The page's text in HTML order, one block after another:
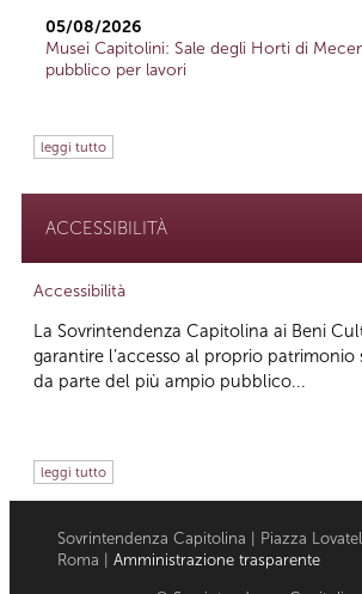
05/08/2026
Musei Capitolini: Sale degli Horti di
pubblico per lavori
leggi tutto
ACCESSIBILITÀ
Accessibilità
La Sovrintendenza Capitolina ai Beni
garantire l’accesso al proprio
da parte del più ampio pubblico...
leggi tutto
Sovrintendenza Capitolina | Piazza
Roma | Amministrazione trasparente